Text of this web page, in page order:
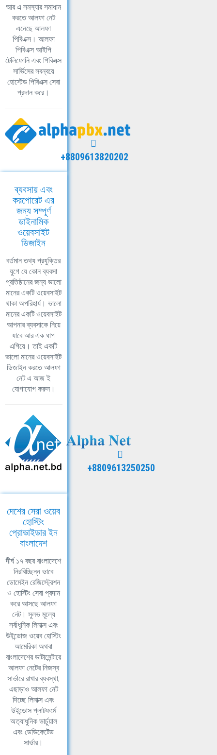
আর এ সমস্যার সমাধান
করতে আলফা নেট
এনেছে আলফা
পিবিএক্স। আলফা
পিবিএক্স আইপি
টেলিফোনি এবং পিবিএক্স
সার্ভিসের সবন্বয়ে
হোস্টেড পিবিএক্স সেবা
প্রদান করে।
+8809613820202
ব্যবসায় এবং
করপোরেট এর
জন্য সম্পূর্ণ
ডাইনামিক
ওয়েবসাইট
ডিজাইন
বর্তমান তথ্য প্রযুক্তির
যুগে যে কোন ব্যবসা
প্রতিষ্ঠানের জন্য ভালো
মানের একটি ওয়েবসাইট
থাকা অপরিহার্য। ভালো
মানের একটি ওয়েবসাইট
আপনার ব্যবসাকে নিয়ে
যাবে আর এক ধাপ
এগিয়ে। তাই একটি
ভালো মানের ওয়েবসাইট
ডিজাইন করতে আলফা
নেট এ আজ ই
যোগাযোগ করুন।
+8809613250250
দেশের সেরা ওয়েব
হোস্টিং
প্রোভাইডার ইন
বাংলাদেশ
দীর্ঘ ১৭ বছর বাংলাদেশে
নিরবিচ্ছিন্ন ভাবে
ডোমেইন রেজিস্ট্রেশন
ও হোস্টিং সেবা প্রদান
করে আসছে আলফা
নেট। সুলভ মূল্যে
সর্বাধুনিক লিনাক্স এবং
উইন্ডোজ ওয়েব হোস্টিং
আমেরিকা অথবা
বাংলাদেশের ডাটাসেন্টারে
আলফা নেটের নিজস্ব
সার্ভারে রাখার ব্যবস্থা,
এছাড়াও আলফা নেট
দিচ্ছে লিনাক্স এবং
উইন্ডোস প্লাটফর্মে
অত্যাধুনিক ভার্চুয়াল
এবং ডেডিকেটেড
সার্ভার।